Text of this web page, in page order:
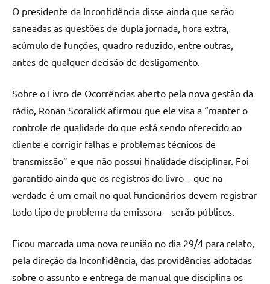
O presidente da Inconfidência disse ainda que serão
saneadas as questões de dupla jornada, hora extra,
acúmulo de funções, quadro reduzido, entre outras,
antes de qualquer decisão de desligamento.
Sobre o Livro de Ocorrências aberto pela nova gestão da
rádio, Ronan Scoralick afirmou que ele visa a “manter o
controle de qualidade do que está sendo oferecido ao
cliente e corrigir falhas e problemas técnicos de
transmissão” e que não possui finalidade disciplinar. Foi
garantido ainda que os registros do livro – que na
verdade é um email no qual funcionários devem registrar
todo tipo de problema da emissora – serão públicos.
Ficou marcada uma nova reunião no dia 29/4 para relato,
pela direção da Inconfidência, das providências adotadas
sobre o assunto e entrega de manual que disciplina os